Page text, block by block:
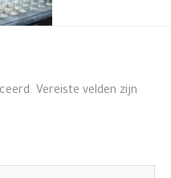
Vereiste velden zijn